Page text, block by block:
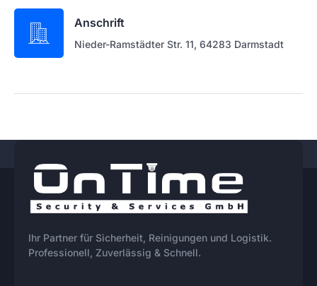
Anschrift
Nieder-Ramstädter Str. 11, 64283 Darmstadt
Ihr Partner für Sicherheit, Reinigungen und Logistik.
Professionell, Zuverlässig & Schnell.